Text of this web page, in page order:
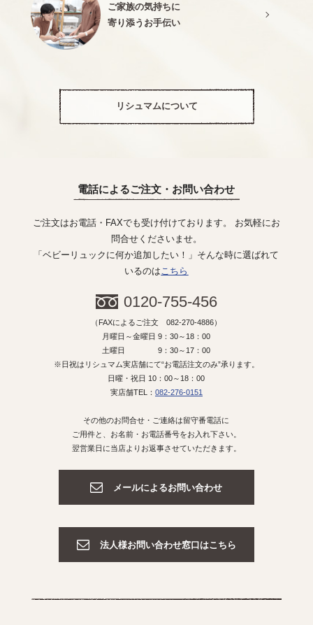
ご家族の気持ちに
寄り添うお手伝い
リシュマムについて
電話によるご注文・お問い合わせ
ご注文はお電話・FAXでも受け付けております。 お気軽にお
問合せくださいませ。
「ベビーリュックに何か追加したい！」そんな時に選ばれて
いるのはこちら
0120-755-456
（FAXによるご注文 082-270-4886）
月曜日～金曜日 9：30～18：00
土曜日 9：30～17：00
※日祝はリシュマム実店舗にて“お電話注文のみ”承ります。
日曜・祝日 10：00～18：00
実店舗TEL： 082-276-0151
その他のお問合せ・ご連絡は留守番電話に
ご用件と、お名前・お電話番号をお入れ下さい。
翌営業日に当店よりお返事させていただきます。
メールによるお問い合わせ
法人様お問い合わせ窓口はこちら